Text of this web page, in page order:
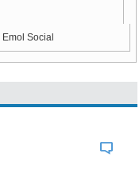
Social